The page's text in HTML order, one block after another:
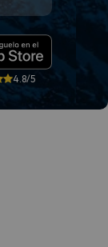
4.8/5